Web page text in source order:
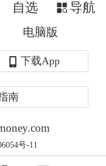
自选 导航
电脑版
下载App
南
号-11